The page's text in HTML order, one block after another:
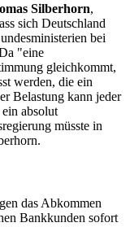
Silberhorn,
sich Deutschland
bei
"eine
gleichkommt,
werden, die ein
Belastung kann jeder
absolut
müsste in
das Abkommen
Bankkunden sofort